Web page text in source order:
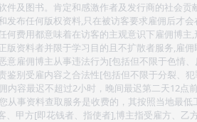
件及图书。肯定和感激作者及发行商的社会贡
发布任何版权资料,只在被访客要求雇佣后才
何费用都意味着在访客的主观意识下雇佣博主
版资料者并限于学习目的且不扩散者服务,雇
意雇佣博主从事违法行为[包括但不限于色情
鉴别受雇内容之合法性[包括但不限于分裂、
内容最迟不超过2小时，晚间最迟第二天12点
从事资料查取服务是收费的，其按照当地最低
、甲方[即花钱者、指使者],博主指受雇方、乙